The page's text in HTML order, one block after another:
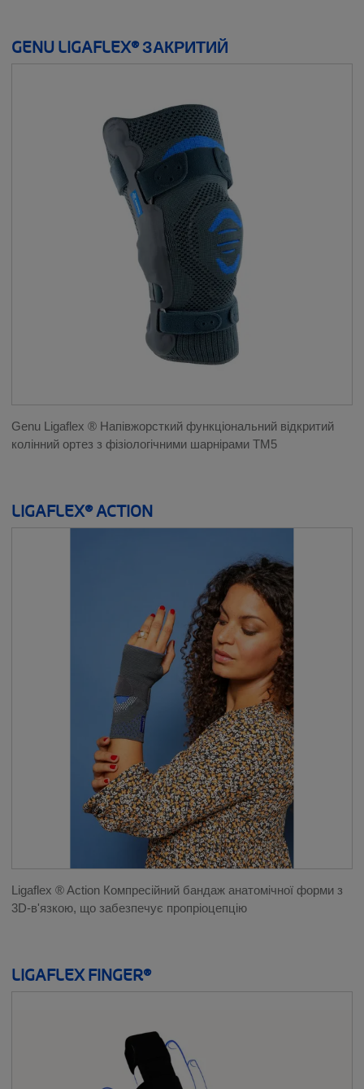
GENU LIGAFLEX® ЗАКРИТИЙ
Genu Ligaflex ® Напівжорсткий функціональний відкритий
колінний ортез з фізіологічними шарнірами TM5
LIGAFLEX® ACTION
Ligaflex ® Action Компресійний бандаж aнатомічної форми з
3D-в'язкою, що забезпечує пропріоцепцію
LIGAFLEX FINGER®